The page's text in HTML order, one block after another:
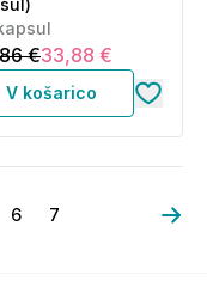
€33,88 €
V košarico
6 7